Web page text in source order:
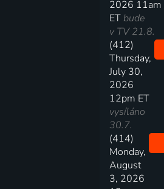
2026 11am
ETbude
v TV 21.8.
(412)
Thursday,
July 30,
2026
12pm ET
vysíláno
30.7.
(414)
Monday,
August
3, 2026